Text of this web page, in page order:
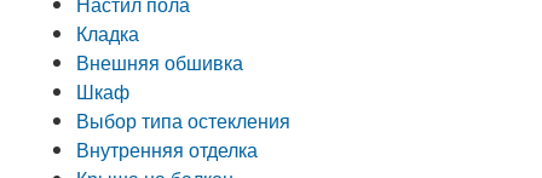
Кладка
Внешняя обшивка
Шкаф
Выбор типа остекления
Внутренняя отделка